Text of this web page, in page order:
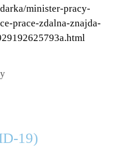
minister-pracy-
prace-zdalna-znajda-
19)